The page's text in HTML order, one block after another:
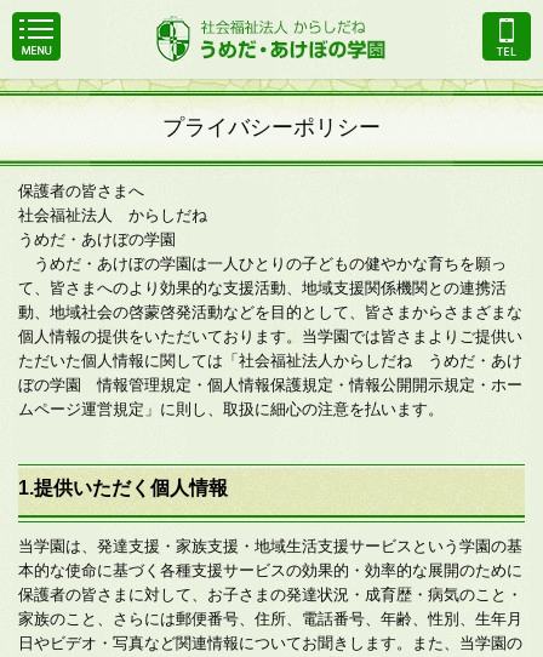
プライバシーポリシー
保護者の皆さまへ
社会福祉法人 からしだね
うめだ・あけぼの学園
うめだ・あけぼの学園は一人ひとりの子どもの健やかな育ちを願っ
て、皆さまへのより効果的な支援活動、地域支援関係機関との連携活
動、地域社会の啓蒙啓発活動などを目的として、皆さまからさまざまな
個人情報の提供をいただいております。当学園では皆さまよりご提供い
ただいた個人情報に関しては「社会福祉法人からしだね うめだ・あけ
ぼの学園 情報管理規定・個人情報保護規定・情報公開開示規定・ホー
ムページ運営規定」に則し、取扱に細心の注意を払います。
1.提供いただく個人情報
当学園は、発達支援・家族支援・地域生活支援サービスという学園の基
本的な使命に基づく各種支援サービスの効果的・効率的な展開のために
保護者の皆さまに対して、お子さまの発達状況・成育歴・病気のこと・
家族のこと、さらには郵便番号、住所、電話番号、年齢、性別、生年月
日やビデオ・写真など関連情報についてお聞きします。また、当学園の